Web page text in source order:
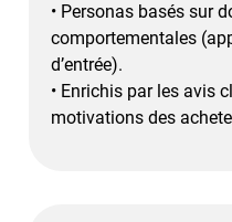
• Personas basés sur
comportementales
d’entrée).
• Enrichis par les avis
motivations des